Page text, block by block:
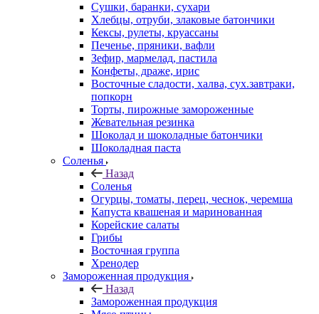
Сушки, баранки, сухари
Хлебцы, отруби, злаковые батончики
Кексы, рулеты, круассаны
Печенье, пряники, вафли
Зефир, мармелад, пастила
Конфеты, драже, ирис
Восточные сладости, халва, сух.завтраки,
попкорн
Торты, пирожные замороженные
Жевательная резинка
Шоколад и шоколадные батончики
Шоколадная паста
Соленья
Назад
Соленья
Огурцы, томаты, перец, чеснок, черемша
Капуста квашеная и маринованная
Корейские салаты
Грибы
Восточная группа
Хренодер
Замороженная продукция
Назад
Замороженная продукция